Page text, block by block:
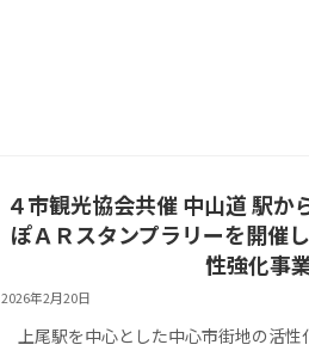
４市観光協会共催 中山道 駅か
ぽＡＲスタンプラリーを開催
性強化事業
2026年2月20日
上尾駅を中心とした中心市街地の活性